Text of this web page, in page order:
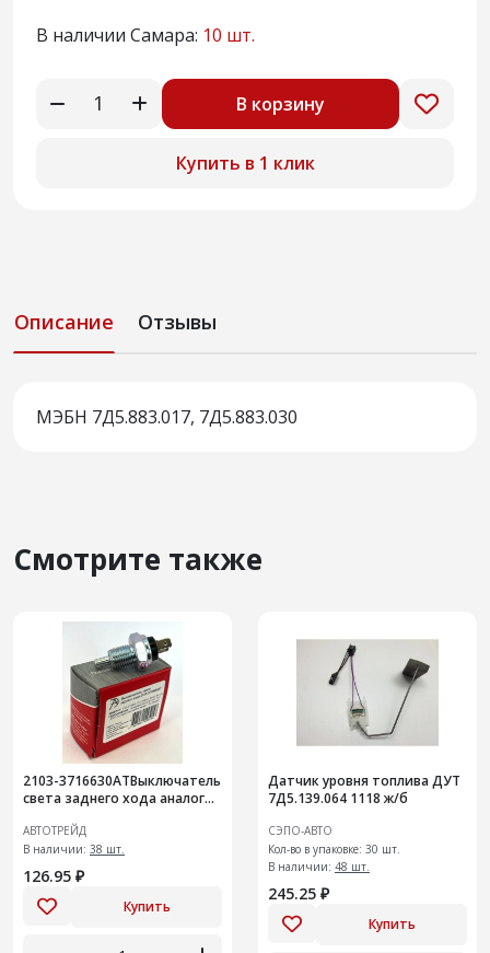
В наличии Самара: 10 шт.
В корзину
Купить в 1 клик
Описание Отзывы
МЭБН 7Д5.883.017, 7Д5.883.030
Смотрите также
2103-3716630АТВыключатель
света заднего хода аналог
АВТОТРЕЙД
В наличии: 38 шт.
126.95 ₽
Купить
Датчик уровня топлива ДУТ
7Д5.139.064 1118 ж/б
СЭПО-АВТО
Кол-во в упаковке: 30 шт.
В наличии: 48 шт.
245.25 ₽
Купить